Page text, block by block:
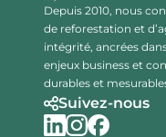
Depuis 2010, nous
de reforestation et
intégrité, ancrées
enjeux business et
durables et
Suivez-nous